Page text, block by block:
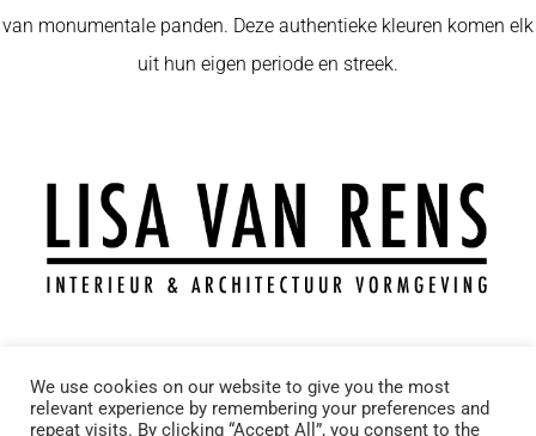
van monumentale panden. Deze authentieke kleuren komen elk
uit hun eigen periode en streek.
T.: +31 6 11743969
M.: info@lisavanrens.nl
We use cookies on our website to give you the most
relevant experience by remembering your preferences and
repeat visits. By clicking “Accept All”, you consent to the